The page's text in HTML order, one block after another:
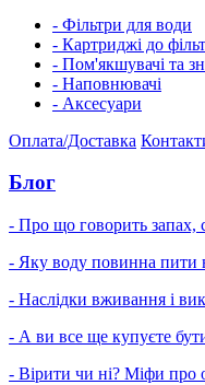
- Фільтри для води
- Картриджі до
- Пом'якшувачі та
- Наповнювачі
- Аксесуари
Оплата/Доставка
Блог
- Про що говорить запах,
- Яку воду повинна пити
- Наслідки вживання і
- А ви все ще купуєте
- Вірити чи ні? Міфи про